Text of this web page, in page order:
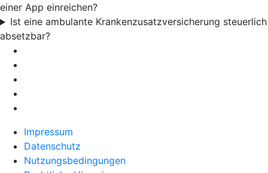
einer App einreichen?
Ist eine ambulante Krankenzusatzversicherung steuerlich
absetzbar?
Impressum
Datenschutz
Nutzungsbedingungen